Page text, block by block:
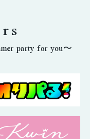
party for you〜